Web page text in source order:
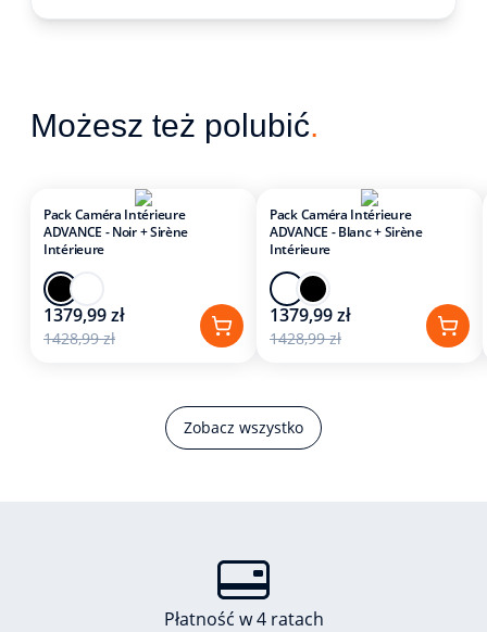
Możesz też polubić.
Zobacz wszystko
Pack Caméra Intérieure
ADVANCE - Noir + Sirène
Intérieure
1379,99 zł
1428,99 zł
Pack Caméra Intérieure
ADVANCE - Blanc + Sirène
Intérieure
1379,99 zł
1428,99 zł
Płatność w 4 ratach